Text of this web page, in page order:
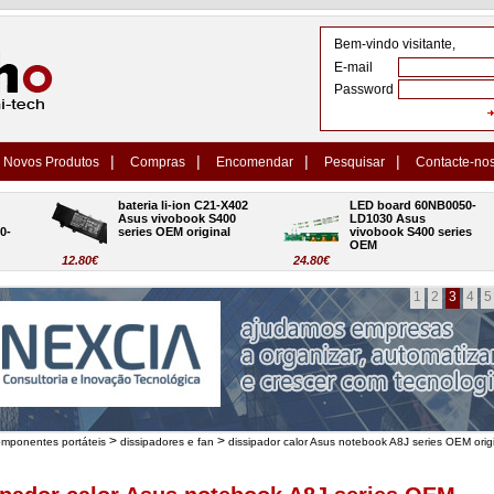
Bem-vindo visitante,
E-mail
Password
Novos Produtos | Compras | Encomendar | Pesquisar | Contacte-
12.80€
bateria li-ion C21-X402
Asus vivobook S400
series OEM original
24.80€
LED board 60NB0050-
LD1030 Asus
vivobook S400 series
OEM
1 2 3 4 5
portáteis > dissipadores e fan > dissipador calor Asus notebook A8J series OEM